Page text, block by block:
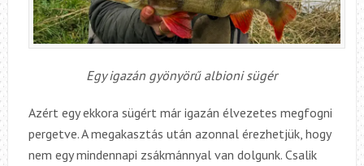
Egy igazán gyönyörű albioni sügér
Azért egy ekkora sügért már igazán élvezetes megfogni
pergetve. A megakasztás után azonnal érezhetjük, hogy
nem egy mindennapi zsákmánnyal van dolgunk. Csalik